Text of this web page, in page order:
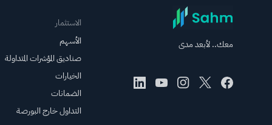
معك.. لأبعد مدى
الاستثمار
الأسهم
صناديق المؤشرات المتداولة
الخيارات
الضمانات
التداول خارج البورصة